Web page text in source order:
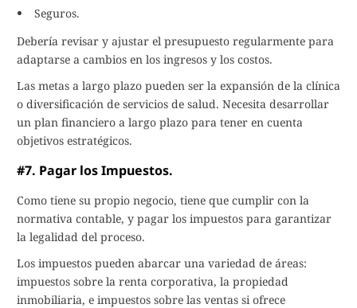
Seguros.
Debería revisar y ajustar el presupuesto regularmente para
adaptarse a cambios en los ingresos y los costos.
Las metas a largo plazo pueden ser la expansión de la clínica
o diversificación de servicios de salud. Necesita desarrollar
un plan financiero a largo plazo para tener en cuenta
objetivos estratégicos.
#7. Pagar los Impuestos.
Como tiene su propio negocio, tiene que cumplir con la
normativa contable, y pagar los impuestos para garantizar
la legalidad del proceso.
Los impuestos pueden abarcar una variedad de áreas:
impuestos sobre la renta corporativa, la propiedad
inmobiliaria, e impuestos sobre las ventas si ofrece